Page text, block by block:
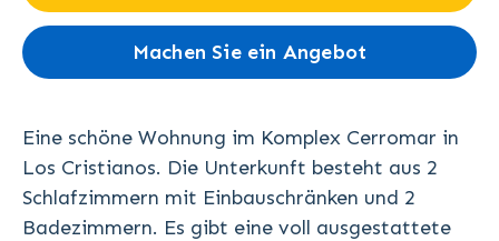
Machen Sie ein Angebot
Eine schöne Wohnung im Komplex Cerromar in
Los Cristianos. Die Unterkunft besteht aus 2
Schlafzimmern mit Einbauschränken und 2
Badezimmern. Es gibt eine voll ausgestattete